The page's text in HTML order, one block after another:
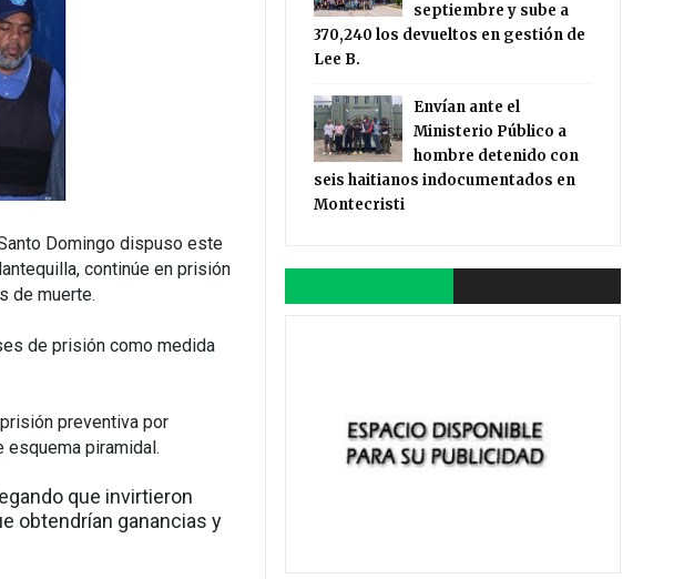
Domingo dispuso este
continúe en prisión
de muerte.
de prisión como medida
preventiva por
esquema piramidal.
que invirtieron
obtendrían ganancias y
septiembre y sube a
370,240 los devueltos en gestión de
Lee B.
Envían ante el
Ministerio Público a
hombre detenido con
seis haitianos indocumentados en
Montecristi